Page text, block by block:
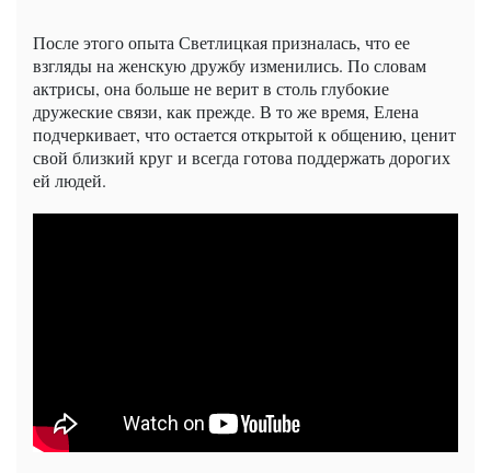
После этого опыта Светлицкая призналась, что ее
взгляды на женскую дружбу изменились. По словам
актрисы, она больше не верит в столь глубокие
дружеские связи, как прежде. В то же время, Елена
подчеркивает, что остается открытой к общению, ценит
свой близкий круг и всегда готова поддержать дорогих
ей людей.